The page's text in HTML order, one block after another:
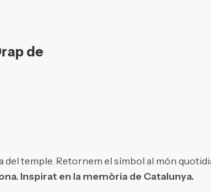
de
del temple. Retornem el símbol al món
Inspirat en la memòria de Catalunya.